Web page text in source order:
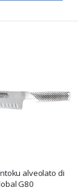
alveolato di
G80